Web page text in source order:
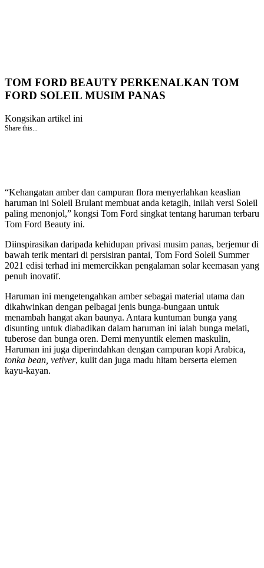
TOM FORD BEAUTY PERKENALKAN TOM
FORD SOLEIL MUSIM PANAS
Kongsikan artikel ini
Share this...
“Kehangatan amber dan campuran flora menyerlahkan keaslian
haruman ini Soleil Brulant membuat anda ketagih, inilah versi Soleil
paling menonjol,” kongsi Tom Ford singkat tentang haruman terbaru
Tom Ford Beauty ini.
Diinspirasikan daripada kehidupan privasi musim panas, berjemur di
bawah terik mentari di persisiran pantai, Tom Ford Soleil Summer
2021 edisi terhad ini memercikkan pengalaman solar keemasan yang
penuh inovatif.
Haruman ini mengetengahkan amber sebagai material utama dan
dikahwinkan dengan pelbagai jenis bunga-bungaan untuk
menambah hangat akan baunya. Antara kuntuman bunga yang
disunting untuk diabadikan dalam haruman ini ialah bunga melati,
tuberose dan bunga oren. Demi menyuntik elemen maskulin,
Haruman ini juga diperindahkan dengan campuran kopi Arabica,
tonka bean, vetiver, kulit dan juga madu hitam berserta elemen
kayu-kayan.